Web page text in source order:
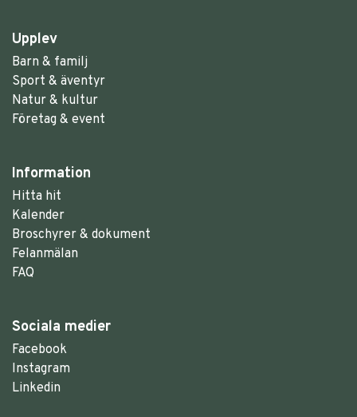
Upplev
Barn & familj
Sport & äventyr
Natur & kultur
Företag & event
Information
Hitta hit
Kalender
Broschyrer & dokument
Felanmälan
FAQ
Sociala medier
Facebook
Instagram
Linkedin